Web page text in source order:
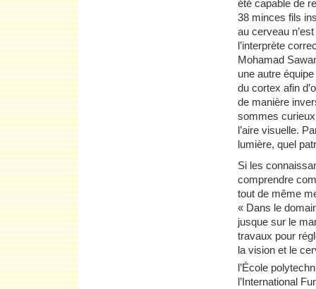
été capable de
38 minces fils
au cerveau
l’interprète
Mohamad
une autre
du cortex afin
de manière
sommes
l’aire visuelle.
lumière, quel
Si les
comprendre
tout de même
« Dans le
jusque sur le
travaux pour
la vision et le
l’École
l’International